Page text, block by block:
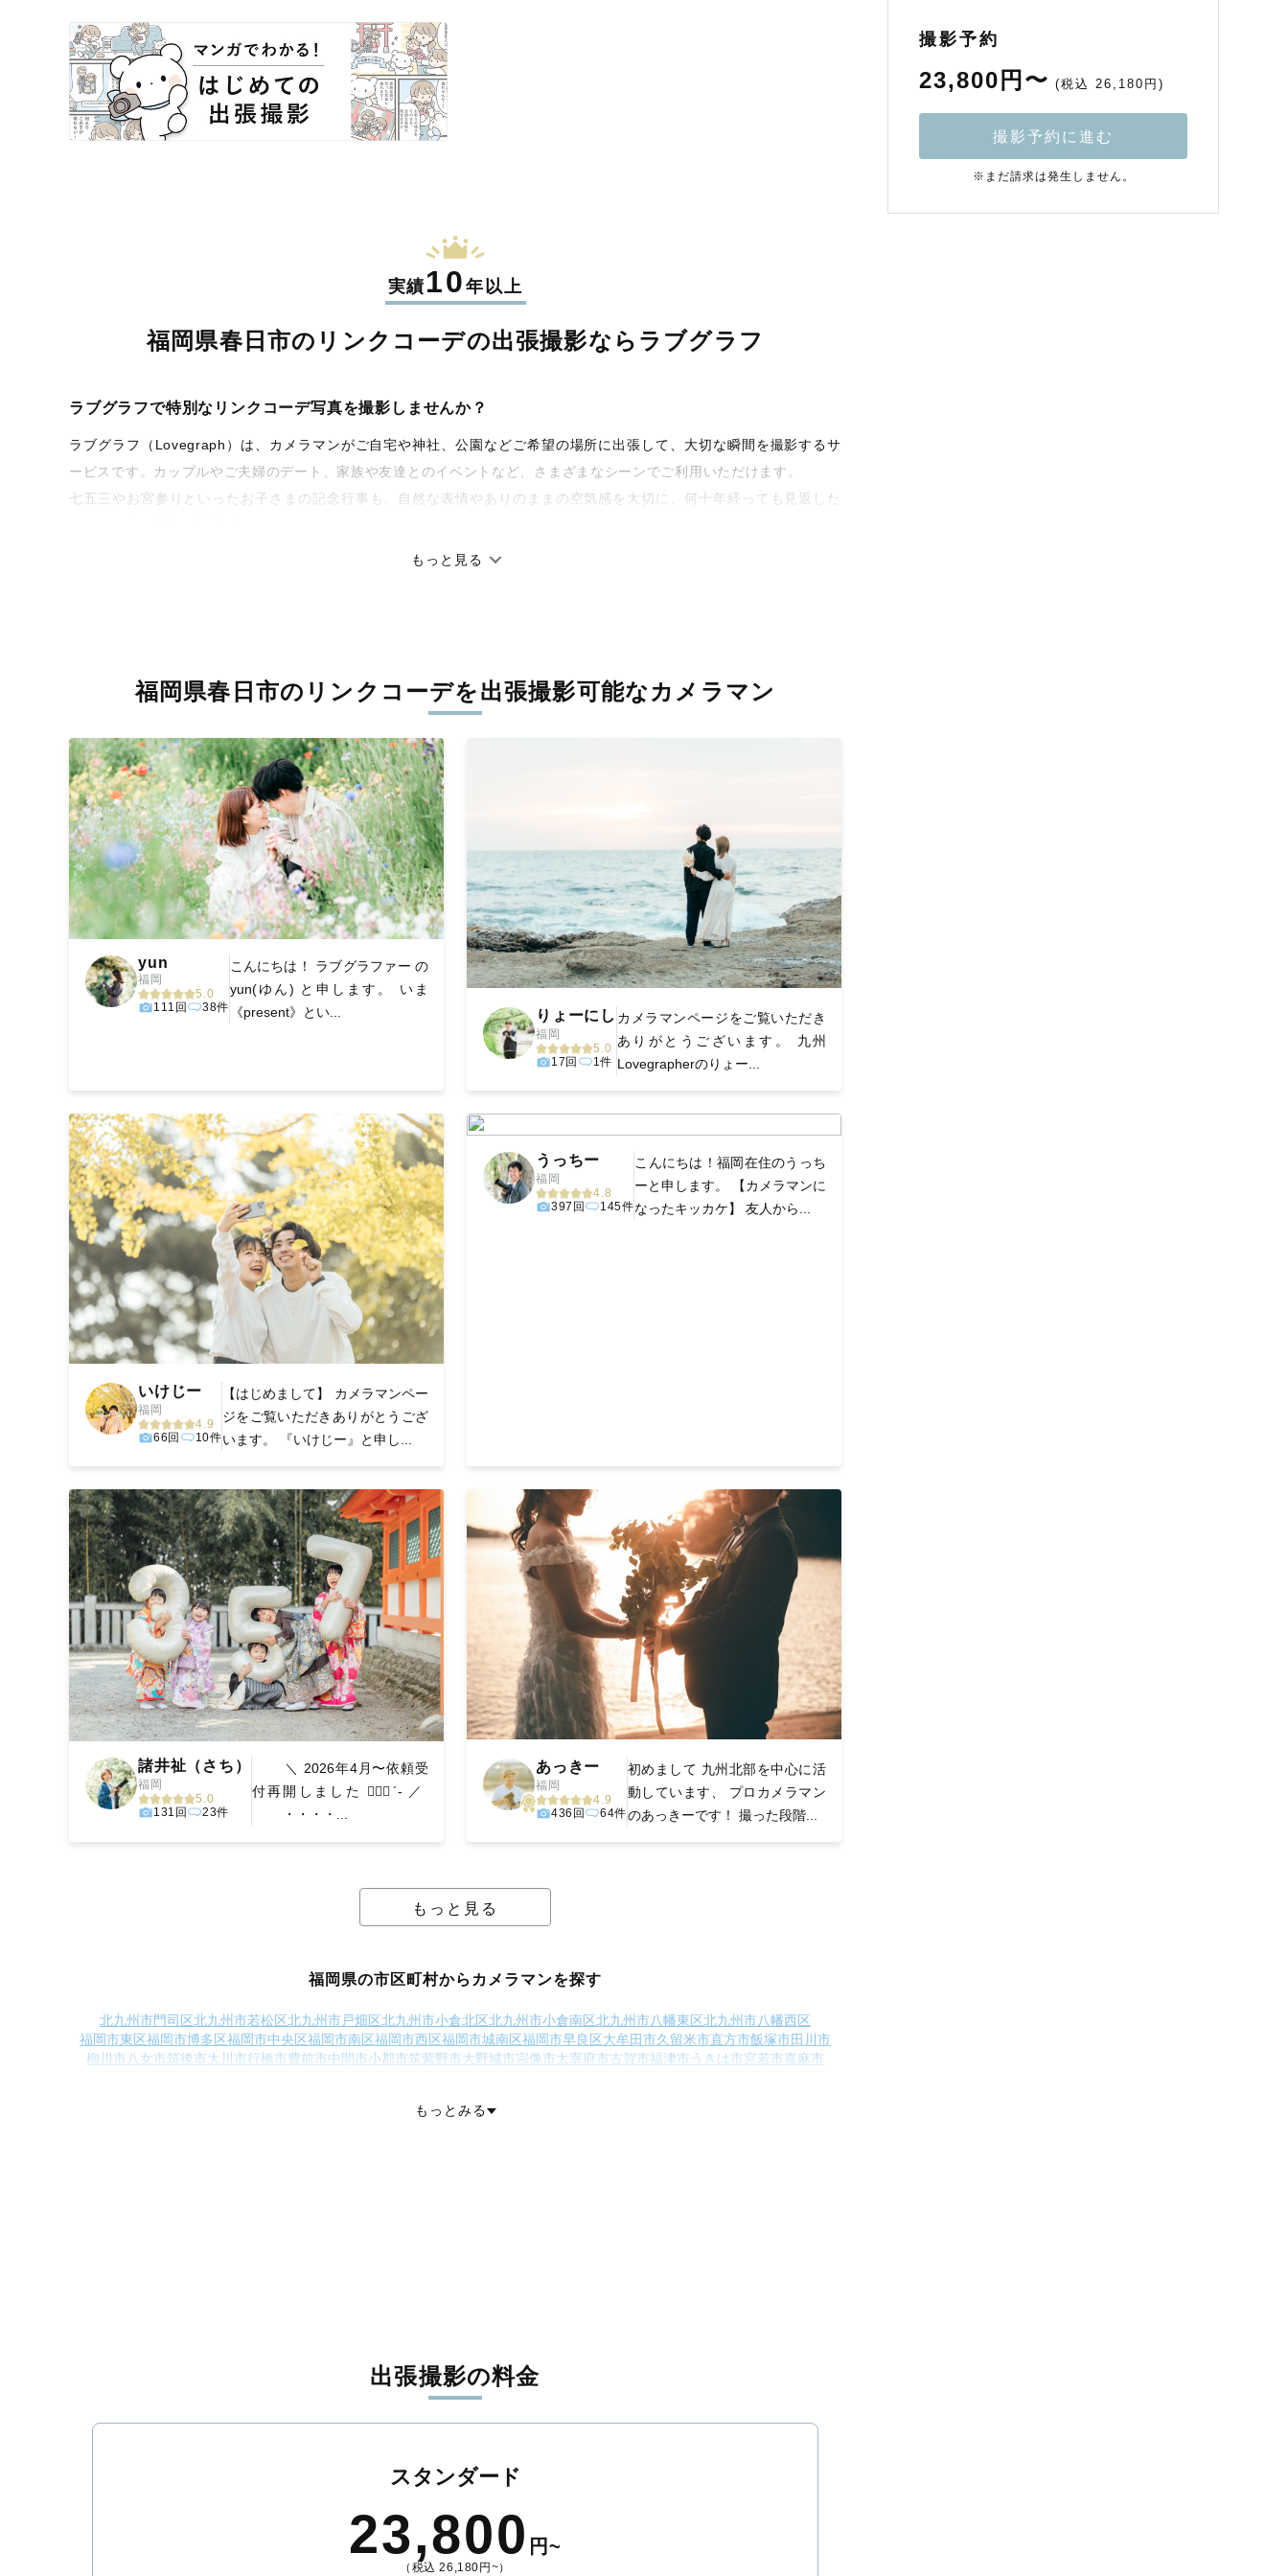
実績10年以上
福岡県春日市のリンクコーデの出張撮影なら ラブグラフ
ラブグラフで特別なリンクコーデ写真を撮影しませんか？
ラブグラフ（Lovegraph）は、カメラマンがご自宅や神社、公園などご希望の場所に出張して、大切な瞬間を撮影するサ
ービスです。カップルやご夫婦のデート、家族や友達とのイベントなど、さまざまなシーンでご利用いただけます。
七五三やお宮参りといったお子さまの記念行事も、自然な表情やありのままの空気感を大切に、何十年経っても見返した
丁寧なレタッチで思い出を美しく仕上げます
上がりに。きっと「こんな写真を撮ってほしかった！」と思える一枚に出会えます。まずは、ラブグラフの
覧ください。
もっと見る
福岡県春日市のリンクコーデを出張撮影可能なカメラマン
yun
福岡
5.0
111回
38件
こんにちは！ ラブグラファー の
yun(ゆん) と申します。 いま
《present》とい...
りょーにし
福岡
5.0
17回
1件
カメラマンページをご覧いただき
ありがとうございます。 九州
Lovegrapherのりょー...
いけじー
福岡
4.9
66回
10件
【はじめまして】 カメラマンペー
ジをご覧いただきありがとうござ
います。 『いけじー』と申し...
うっちー
福岡
4.8
397回
145件
‪こんにちは！福岡在住のうっち
ーと申します。 【カメラマンに
なったキッカケ】 友人から...
諸井祉（さち）
福岡
5.0
131回
23件
＼ 2026年4月〜依頼受
付再開しました 🙋🏻‍♀️´- ／
・・・・...
あっきー
福岡
4.9
436回
64件
初めまして 九州北部を中心に活
動しています、 プロカメラマン
のあっきーです！ 撮った段階...
もっと見る
福岡県の市区町村からカメラマンを探す
北九州市門司区北九州市若松区北九州市戸畑区北九州市小倉北区北九州市小倉南区北九州市八幡東区北九州市八幡西区
福岡市東区福岡市博多区福岡市中央区福岡市南区福岡市西区福岡市城南区福岡市早良区大牟田市久留米市直方市飯塚市田川市
柳川市 八女市筑後市大川市行橋市豊前市中間市小郡市筑紫野市大野城市宗像市太宰府市古賀市福津市 うきは市宮若市嘉麻市
田川郡香春町 田川郡添田町
もっとみる
出張撮影の料金
スタンダード
23,800 円~
（税込 26,180円~）
撮影予約
23,800円〜 (税込 26,180円)
撮影予約に進む
※まだ請求は発生しません。